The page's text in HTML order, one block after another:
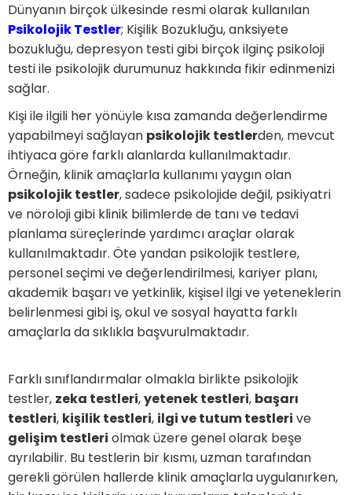
Dünyanın birçok ülkesinde resmi olarak kullanılan
Psikolojik Testler; Kişilik Bozukluğu, anksiyete
bozukluğu, depresyon testi gibi birçok ilginç psikoloji
testi ile psikolojik durumunuz hakkında fikir edinmenizi
sağlar.
Kişi ile ilgili her yönüyle kısa zamanda değerlendirme
yapabilmeyi sağlayan psikolojik testlerden, mevcut
ihtiyaca göre farklı alanlarda kullanılmaktadır.
Örneğin, klinik amaçlarla kullanımı yaygın olan
psikolojik testler, sadece psikolojide değil, psikiyatri
ve nöroloji gibi klinik bilimlerde de tanı ve tedavi
planlama süreçlerinde yardımcı araçlar olarak
kullanılmaktadır. Öte yandan psikolojik testlere,
personel seçimi ve değerlendirilmesi, kariyer planı,
akademik başarı ve yetkinlik, kişisel ilgi ve yeteneklerin
belirlenmesi gibi iş, okul ve sosyal hayatta farklı
amaçlarla da sıklıkla başvurulmaktadır.
Farklı sınıflandırmalar olmakla birlikte psikolojik
testler, zeka testleri,yetenek testleri, başarı
testleri, kişilik testleri, ilgi ve tutum testleri ve
gelişim testleri olmak üzere genel olarak beşe
ayrılabilir. Bu testlerin bir kısmı, uzman tarafından
gerekli görülen hallerde klinik amaçlarla uygulanırken,